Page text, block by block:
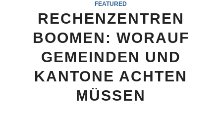
FEATURED
RECHENZENTREN
BOOMEN: WORAUF
GEMEINDEN UND
KANTONE ACHTEN
MÜSSEN